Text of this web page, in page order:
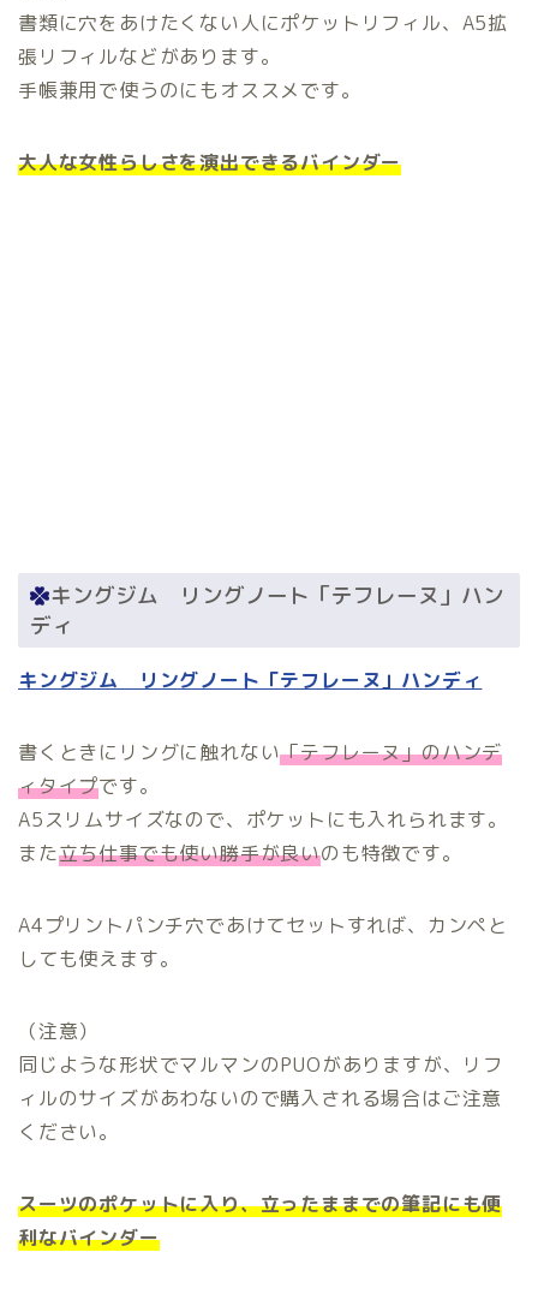
書類に穴をあけたくない人にポケットリフィル、A5拡
張リフィルなどがあります。
手帳兼用で使うのにもオススメです。
大人な女性らしさを演出できるバインダー
キングジム リングノート「テフレーヌ」ハン
ディ
キングジム リングノート「テフレーヌ」ハンディ
書くときにリングに触れない「テフレーヌ」のハンデ
ィタイプです。
A5スリムサイズなので、ポケットにも入れられます。
また立ち仕事でも使い勝手が良いのも特徴です。
A4プリントパンチ穴であけてセットすれば、カンペと
しても使えます。
（注意）
同じような形状でマルマンのPUOがありますが、リフ
ィルのサイズがあわないので購入される場合はご注意
ください。
スーツのポケットに入り、立ったままでの筆記にも便
利なバインダー